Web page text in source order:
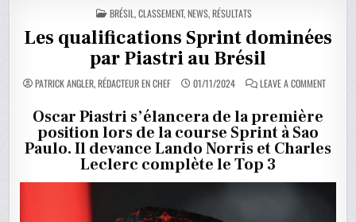
POSTED
IN
BRÉSIL,CLASSEMENT,NEWS,RÉSULTATS
Les qualifications Sprint dominées
par Piastri au Brésil
PATRICK ANGLER, RÉDACTEUR EN CHEF 01/11/2024 LEAVE A COMMENTON
LES
AU
Oscar Piastri s’élancera de la première
position lors de la course Sprint à Sao
Paulo. Il devance Lando Norris et Charles
Leclerc complète le Top 3